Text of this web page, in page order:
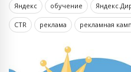
Яндекс обучение
CTR реклама рекламная